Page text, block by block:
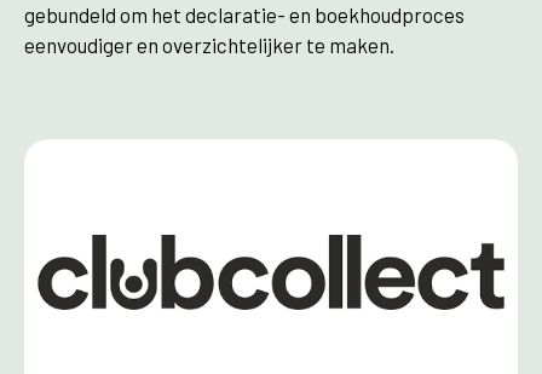
gebundeld om het declaratie- en boekhoudproces
eenvoudiger en overzichtelijker te maken.